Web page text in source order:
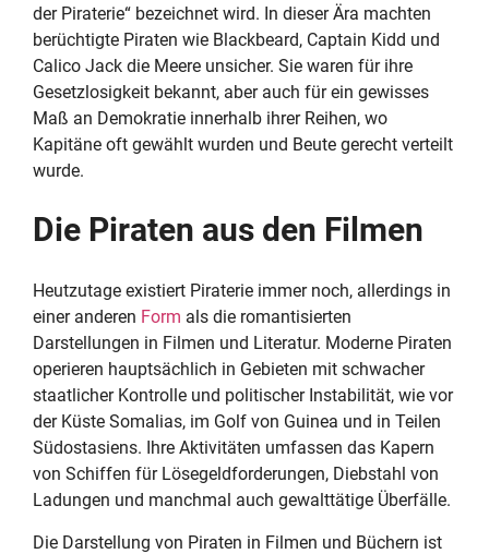
der Piraterie“ bezeichnet wird. In dieser Ära machten
berüchtigte Piraten wie Blackbeard, Captain Kidd und
Calico Jack die Meere unsicher. Sie waren für ihre
Gesetzlosigkeit bekannt, aber auch für ein gewisses
Maß an Demokratie innerhalb ihrer Reihen, wo
Kapitäne oft gewählt wurden und Beute gerecht verteilt
wurde.
Die Piraten aus den Filmen
Heutzutage existiert Piraterie immer noch, allerdings in
einer anderen Form als die romantisierten
Darstellungen in Filmen und Literatur. Moderne Piraten
operieren hauptsächlich in Gebieten mit schwacher
staatlicher Kontrolle und politischer Instabilität, wie vor
der Küste Somalias, im Golf von Guinea und in Teilen
Südostasiens. Ihre Aktivitäten umfassen das Kapern
von Schiffen für Lösegeldforderungen, Diebstahl von
Ladungen und manchmal auch gewalttätige Überfälle.
Die Darstellung von Piraten in Filmen und Büchern ist